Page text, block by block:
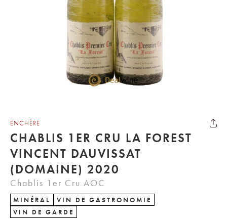
ENCHÈRE
CHABLIS 1ER CRU LA FOREST
VINCENT DAUVISSAT
(DOMAINE) 2020
Chablis 1er Cru AOC
MINÉRAL
VIN DE GASTRONOMIE
VIN DE GARDE